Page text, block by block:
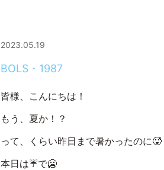
2023.05.19
BOLS・1987
皆様、こんにちは！
もう、夏か！？
って、くらい昨日まで暑かったのに🥵
本日は☔で🥶